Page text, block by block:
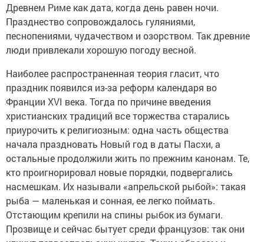
Древнем Риме как дата, когда день равен ночи.
Празднество сопровождалось гуляниями,
песнопениями, чудачеством и озорством. Так древние
люди привлекали хорошую погоду весной.
Наиболее распространенная теория гласит, что
праздник появился из-за реформ календаря во
Франции XVI века. Тогда по причине введения
христианских традиций все торжества старались
приурочить к религиозным: одна часть общества
начала праздновать Новый год в даты Пасхи, а
остальные продолжили жить по прежним канонам. Те,
кто проигнорировал новые порядки, подвергались
насмешкам. Их называли «апрельской рыбой»: такая
рыба — маленькая и сонная, ее легко поймать.
Отстающим крепили на спины рыбок из бумаги.
Прозвище и сейчас бытует среди французов: так они